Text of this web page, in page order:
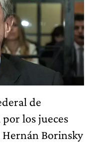
de
los jueces
Borinsky